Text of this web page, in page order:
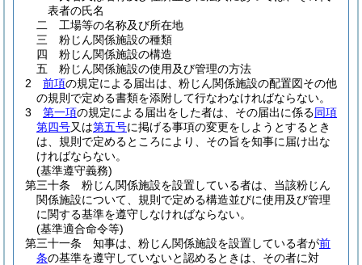
表者の氏名
二
工場等の名称及び所在地
三
粉じん関係施設の種類
四
粉じん関係施設の構造
五
粉じん関係施設の使用及び管理の方法
2
前項の規定による届出は、粉じん関係施設の配置図その他
の規則で定める書類を添附して行なわなければならない。
3
第一項の規定による届出をした者は、その届出に係る同項
第四号又は第五号に掲げる事項の変更をしようとするとき
は、規則で定めるところにより、その旨を知事に届け出な
ければならない。
(基準遵守義務)
第三十条
粉じん関係施設を設置している者は、当該粉じん
関係施設について、規則で定める構造並びに使用及び管理
に関する基準を遵守しなければならない。
(基準適合命令等)
第三十一条
知事は、粉じん関係施設を設置している者が前
条の基準を遵守していないと認めるときは、その者に対